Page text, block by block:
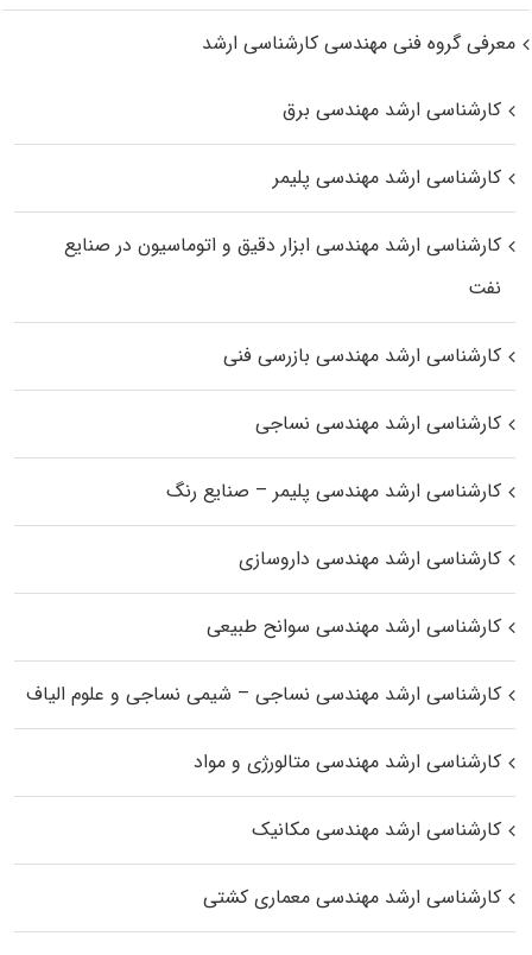
معرفی گروه فنی مهندسی کارشناسی ارشد
کارشناسی ارشد مهندسی برق
کارشناسی ارشد مهندسی پلیمر
کارشناسی ارشد مهندسی ابزار دقیق و اتوماسیون در صنایع
نفت
کارشناسی ارشد مهندسی بازرسی فنی
کارشناسی ارشد مهندسی نساجی
کارشناسی ارشد مهندسی پلیمر – صنایع رنگ
کارشناسی ارشد مهندسی داروسازی
کارشناسی ارشد مهندسی سوانح طبیعی
کارشناسی ارشد مهندسی نساجی – شیمی نساجی و علوم الیاف
کارشناسی ارشد مهندسی متالورژی و مواد
کارشناسی ارشد مهندسی مکانیک
کارشناسی ارشد مهندسی معماری کشتی